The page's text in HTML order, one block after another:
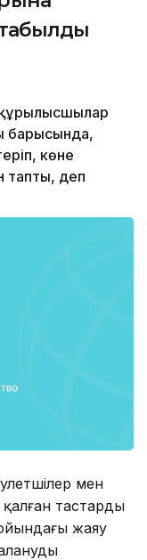
барысында,
көне
тапты, деп
мен
тастарды
жаяу